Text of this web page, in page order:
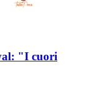
"I cuori